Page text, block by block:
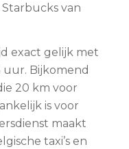
van
exact gelijk met
uur. Bijkomend
20 km voor
is voor
maakt
taxi’s en